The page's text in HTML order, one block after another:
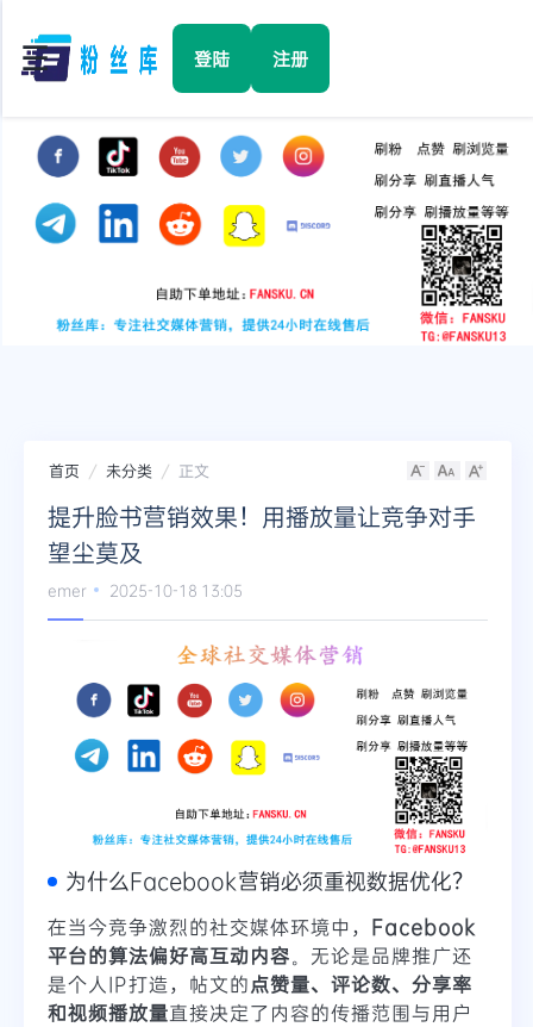
☰ 登陆 注册
Facebook
TikTok
YouTube
Twitter
首页 未分类 正文
提升脸书营销效果！用播放量让竞争对手
望尘莫及
emer 2025-10-18 13:05
为什么Facebook营销必须重视数据优化？
在当今竞争激烈的社交媒体环境中， Facebook
平台的算法偏好高互动内容。无论是品牌推广还
是个人IP打造，帖文的点赞量、评论数、分享率
和视频播放量直接决定了内容的传播范围与用户